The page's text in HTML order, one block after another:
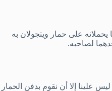
يحملانه على حمار ويتجولان به
لصاحبه.
علينا إلا أن نقوم بدفن الحمار